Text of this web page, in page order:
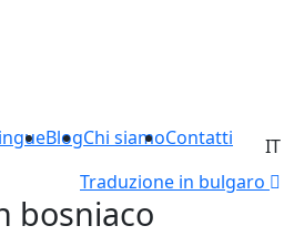
BlogChi siamoContatti
IT
Traduzione in bulgaro
bosniaco